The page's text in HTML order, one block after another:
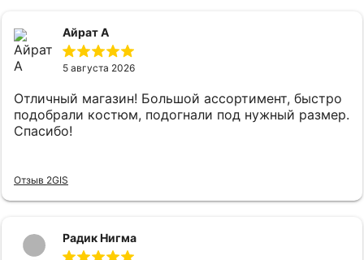
Айрат А
5 августа 2026
Отличный магазин! Большой ассортимент, быстро
подобрали костюм, подогнали под нужный размер.
Спасибо!
Отзыв 2GIS
Радик Нигма